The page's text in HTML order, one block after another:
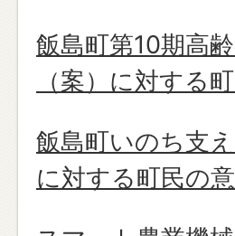
飯島町第10期高
（案）に対する
飯島町いのち支
に対する町民の